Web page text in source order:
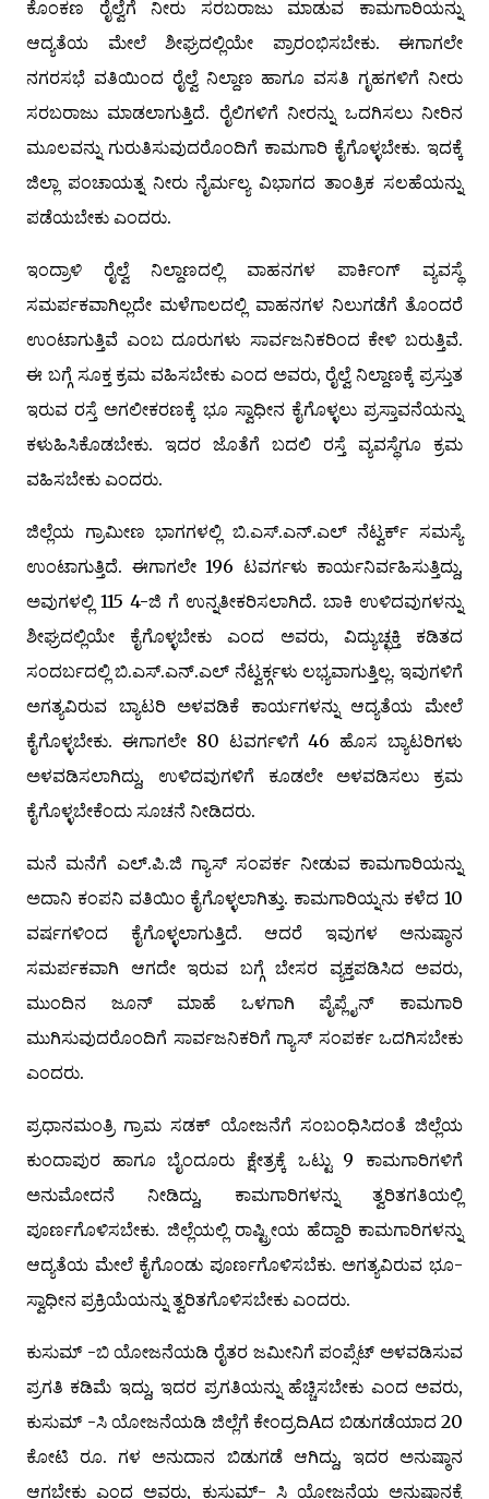
ಕೊಂಕಣ ರೈಲ್ವೆಗೆ ನೀರು ಸರಬರಾಜು ಮಾಡುವ ಕಾಮಗಾರಿಯನ್ನು
ಆದ್ಯತೆಯ ಮೇಲೆ ಶೀಘ್ರದಲ್ಲಿಯೇ ಪ್ರಾರಂಭಿಸಬೇಕು. ಈಗಾಗಲೇ
ನಗರಸಭೆ ವತಿಯಿಂದ ರೈಲ್ವೆ ನಿಲ್ದಾಣ ಹಾಗೂ ವಸತಿ ಗೃಹಗಳಿಗೆ ನೀರು
ಸರಬರಾಜು ಮಾಡಲಾಗುತ್ತಿದೆ. ರೈಲಿಗಳಿಗೆ ನೀರನ್ನು ಒದಗಿಸಲು ನೀರಿನ
ಮೂಲವನ್ನು ಗುರುತಿಸುವುದರೊಂದಿಗೆ ಕಾಮಗಾರಿ ಕೈಗೊಳ್ಳಬೇಕು. ಇದಕ್ಕೆ
ಜಿಲ್ಲಾ ಪಂಚಾಯತ್ನ ನೀರು ನೈರ್ಮಲ್ಯ ವಿಭಾಗದ ತಾಂತ್ರಿಕ ಸಲಹೆಯನ್ನು
ಪಡೆಯಬೇಕು ಎಂದರು.
ಇಂದ್ರಾಳಿ ರೈಲ್ವೆ ನಿಲ್ದಾಣದಲ್ಲಿ ವಾಹನಗಳ ಪಾರ್ಕಿಂಗ್ ವ್ಯವಸ್ಥೆ
ಸಮರ್ಪಕವಾಗಿಲ್ಲದೇ ಮಳೆಗಾಲದಲ್ಲಿ ವಾಹನಗಳ ನಿಲುಗಡೆಗೆ ತೊಂದರೆ
ಉಂಟಾಗುತ್ತಿವೆ ಎಂಬ ದೂರುಗಳು ಸಾರ್ವಜನಿಕರಿಂದ ಕೇಳಿ ಬರುತ್ತಿವೆ.
ಈ ಬಗ್ಗೆ ಸೂಕ್ತ ಕ್ರಮ ವಹಿಸಬೇಕು ಎಂದ ಅವರು, ರೈಲ್ವೆ ನಿಲ್ದಾಣಕ್ಕೆ ಪ್ರಸ್ತುತ
ಇರುವ ರಸ್ತೆ ಅಗಲೀಕರಣಕ್ಕೆ ಭೂ ಸ್ವಾಧೀನ ಕೈಗೊಳ್ಳಲು ಪ್ರಸ್ತಾವನೆಯನ್ನು
ಕಳುಹಿಸಿಕೊಡಬೇಕು. ಇದರ ಜೊತೆಗೆ ಬದಲಿ ರಸ್ತೆ ವ್ಯವಸ್ಥೆಗೂ ಕ್ರಮ
ವಹಿಸಬೇಕು ಎಂದರು.
ಜಿಲ್ಲೆಯ ಗ್ರಾಮೀಣ ಭಾಗಗಳಲ್ಲಿ ಬಿ.ಎಸ್.ಎನ್.ಎಲ್ ನೆಟ್ವರ್ಕ್ ಸಮಸ್ಯೆ
ಉಂಟಾಗುತ್ತಿದೆ. ಈಗಾಗಲೇ 196 ಟವರ್ಗಳು ಕಾರ್ಯನಿರ್ವಹಿಸುತ್ತಿದ್ದು,
ಅವುಗಳಲ್ಲಿ 115 4-ಜಿ ಗೆ ಉನ್ನತೀಕರಿಸಲಾಗಿದೆ. ಬಾಕಿ ಉಳಿದವುಗಳನ್ನು
ಶೀಘ್ರದಲ್ಲಿಯೇ ಕೈಗೊಳ್ಳಬೇಕು ಎಂದ ಅವರು, ವಿದ್ಯುಚ್ಛಕ್ತಿ ಕಡಿತದ
ಸಂದರ್ಬದಲ್ಲಿ ಬಿ.ಎಸ್.ಎನ್.ಎಲ್ ನೆಟ್ವರ್ಕ್ಗಳು ಲಭ್ಯವಾಗುತ್ತಿಲ್ಲ. ಇವುಗಳಿಗೆ
ಅಗತ್ಯವಿರುವ ಬ್ಯಾಟರಿ ಅಳವಡಿಕೆ ಕಾರ್ಯಗಳನ್ನು ಆದ್ಯತೆಯ ಮೇಲೆ
ಕೈಗೊಳ್ಳಬೇಕು. ಈಗಾಗಲೇ 80 ಟವರ್ಗಳಿಗೆ 46 ಹೊಸ ಬ್ಯಾಟರಿಗಳು
ಅಳವಡಿಸಲಾಗಿದ್ದು, ಉಳಿದವುಗಳಿಗೆ ಕೂಡಲೇ ಅಳವಡಿಸಲು ಕ್ರಮ
ಕೈಗೊಳ್ಳಬೇಕೆಂದು ಸೂಚನೆ ನೀಡಿದರು.
ಮನೆ ಮನೆಗೆ ಎಲ್.ಪಿ.ಜಿ ಗ್ಯಾಸ್ ಸಂಪರ್ಕ ನೀಡುವ ಕಾಮಗಾರಿಯನ್ನು
ಅದಾನಿ ಕಂಪನಿ ವತಿಯಿಂ ಕೈಗೊಳ್ಳಲಾಗಿತ್ತು. ಕಾಮಗಾರಿಯ್ನನು ಕಳೆದ 10
ವರ್ಷಗಳಿಂದ ಕೈಗೊಳ್ಳಲಾಗುತ್ತಿದೆ. ಆದರೆ ಇವುಗಳ ಅನುಷ್ಠಾನ
ಸಮರ್ಪಕವಾಗಿ ಆಗದೇ ಇರುವ ಬಗ್ಗೆ ಬೇಸರ ವ್ಯಕ್ತಪಡಿಸಿದ ಅವರು,
ಮುಂದಿನ ಜೂನ್ ಮಾಹೆ ಒಳಗಾಗಿ ಪೈಪ್ಲೈನ್ ಕಾಮಗಾರಿ
ಮುಗಿಸುವುದರೊಂದಿಗೆ ಸಾರ್ವಜನಿಕರಿಗೆ ಗ್ಯಾಸ್ ಸಂಪರ್ಕ ಒದಗಿಸಬೇಕು
ಎಂದರು.
ಪ್ರಧಾನಮಂತ್ರಿ ಗ್ರಾಮ ಸಡಕ್ ಯೋಜನೆಗೆ ಸಂಬಂಧಿಸಿದಂತೆ ಜಿಲ್ಲೆಯ
ಕುಂದಾಪುರ ಹಾಗೂ ಬೈಂದೂರು ಕ್ಷೇತ್ರಕ್ಕೆ ಒಟ್ಟು 9 ಕಾಮಗಾರಿಗಳಿಗೆ
ಅನುಮೋದನೆ ನೀಡಿದ್ದು, ಕಾಮಗಾರಿಗಳನ್ನು ತ್ವರಿತಗತಿಯಲ್ಲಿ
ಪೂರ್ಣಗೊಳಿಸಬೇಕು. ಜಿಲ್ಲೆಯಲ್ಲಿ ರಾಷ್ಟ್ರೀಯ ಹೆದ್ದಾರಿ ಕಾಮಗಾರಿಗಳನ್ನು
ಆದ್ಯತೆಯ ಮೇಲೆ ಕೈಗೊಂಡು ಪೂರ್ಣಗೊಳಿಸಬೆಕು. ಅಗತ್ಯವಿರುವ ಭೂ-
ಸ್ವಾಧೀನ ಪ್ರಕ್ರಿಯೆಯನ್ನು ತ್ವರಿತಗೊಳಿಸಬೇಕು ಎಂದರು.
ಕುಸುಮ್ -ಬಿ ಯೋಜನೆಯಡಿ ರೈತರ ಜಮೀನಿಗೆ ಪಂಪ್ಸೆಟ್ ಅಳವಡಿಸುವ
ಪ್ರಗತಿ ಕಡಿಮೆ ಇದ್ದು, ಇದರ ಪ್ರಗತಿಯನ್ನು ಹೆಚ್ಚಿಸಬೇಕು ಎಂದ ಅವರು,
ಕುಸುಮ್ -ಸಿ ಯೋಜನೆಯಡಿ ಜಿಲ್ಲೆಗೆ ಕೇಂದ್ರದಿAದ ಬಿಡುಗಡೆಯಾದ 20
ಕೋಟಿ ರೂ. ಗಳ ಅನುದಾನ ಬಿಡುಗಡೆ ಆಗಿದ್ದು, ಇದರ ಅನುಷ್ಠಾನ
ಆಗಬೇಕು ಎಂದ ಅವರು, ಕುಸುಮ್- ಸಿ ಯೋಜನೆಯ ಅನುಷ್ಠಾನಕ್ಕೆ